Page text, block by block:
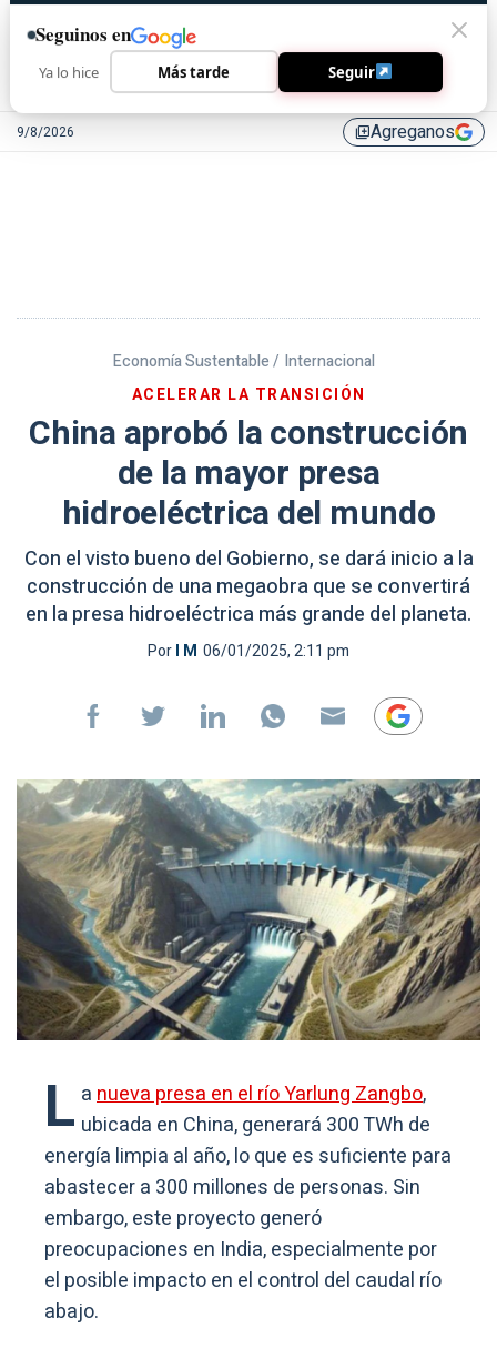
9/8/2026 library_addAgreganos
Economía Sustentable / Internacional
ACELERAR LA TRANSICIÓN
China aprobó la construcción
de la mayor presa
hidroeléctrica del mundo
Con el visto bueno del Gobierno, se dará inicio a la
construcción de una megaobra que se convertirá
en la presa hidroeléctrica más grande del planeta.
PorI M 06/01/2025, 2:11 pm
L anueva presa en el río Yarlung Zangbo,
ubicada en China, generará 300 TWh de
energía limpia al año, lo que es suficiente para
abastecer a 300 millones de personas. Sin
embargo, este proyecto generó
preocupaciones en India, especialmente por
el posible impacto en el control del caudal río
abajo.
Seguinos en
Ya lo hice Más tarde Seguir